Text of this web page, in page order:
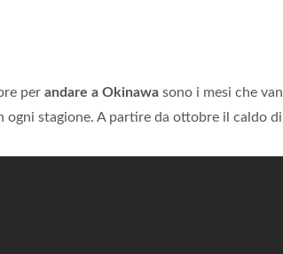
per andare a Okinawa sono i mesi che
ogni stagione. A partire da ottobre il caldo